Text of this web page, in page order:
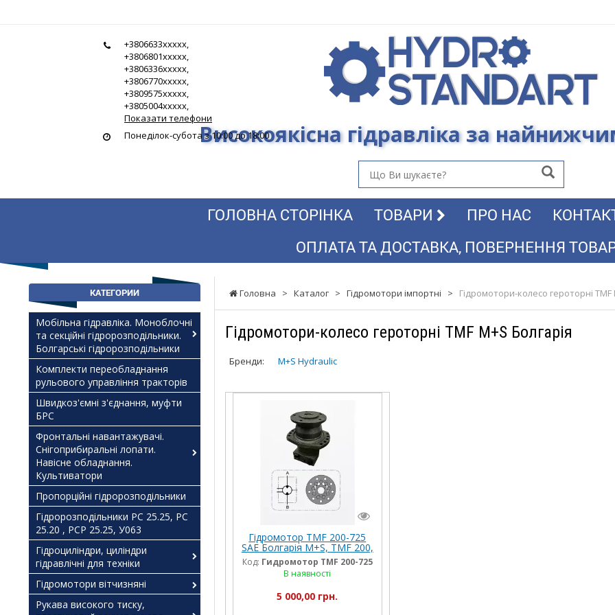
Гідростандарт
+3806633xxxxx,
+3806801xxxxx,
+3806336xxxxx,
+3806770xxxxx,
+3809575xxxxx,
+3805004xxxxx,
Показати телефони
Понеділок-субота з 10:00 до 18:00Високоякісна гідравліка за
ГОЛОВНА СТОРІНКА ТОВАРИ ПРО НАС
ОПЛАТА ТА ДОСТАВКА, ПОВЕРНЕННЯ
Головна > Каталог > Гідромотори імпортні > Гідромотори-колесо героторні TMF
Гідромотори-колесо героторні TMF M+S Болгарія
Бренди: M+S Hydraulic
Гідромотор TMF 200-725
SAE Болгарія M+S, TMF 200,
250, 315, 400, 470, 500, 630,
725
Код: Гидромотор TMF 200-725
В наявності
5 000,00 грн.
КАТЕГОРИИ
Мобільна гідравліка. Моноблочні
та секційні гідророзподільники.
Болгарські гідророзподільники
Комплекти переобладнання
рульового управління тракторів
Швидкоз'ємні з'єднання, муфти
БРС
Фронтальні навантажувачі.
Снігоприбиральні лопати.
Навісне обладнання.
Культиватори
Пропорційні гідророзподільники
Гідророзподільники РС 25.25, РС
25.20 , РСР 25.25, У063
Гідроциліндри, циліндри
гідравлічні для техніки
Гідромотори вітчизняні
Рукава високого тиску,